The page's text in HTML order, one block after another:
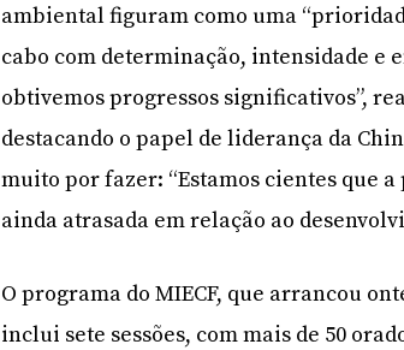
ambiental figuram como uma
cabo com determinação, intensidade e
obtivemos progressos significativos”,
destacando o papel de liderança da
muito por fazer: “Estamos cientes que
ainda atrasada em relação ao
O programa do MIECF, que arrancou
inclui sete sessões, com mais de 50